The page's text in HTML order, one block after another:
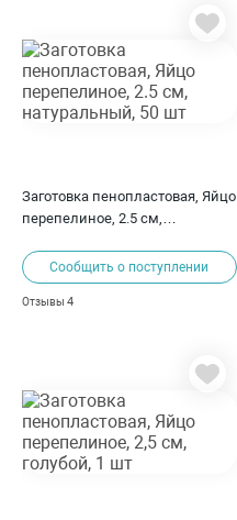
Заготовка пенопластовая, Яйцо
перепелиное, 2.5 см,
Сообщить о поступлении
Отзывы 4